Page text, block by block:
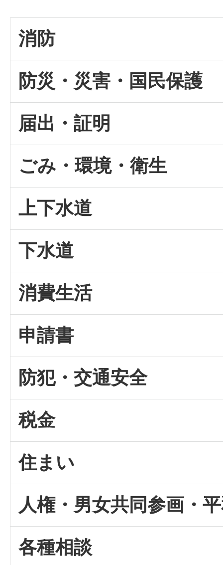
消防
防災・災害・国民保護
届出・証明
ごみ・環境・衛生
上下水道
下水道
消費生活
申請書
防犯・交通安全
税金
住まい
人権・男女共同参画・
各種相談